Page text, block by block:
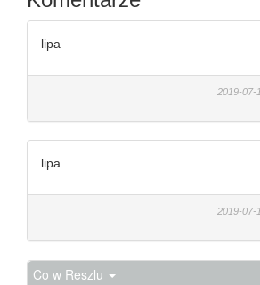
lipa
2019-07-
lipa
2019-07-
Co w Reszlu